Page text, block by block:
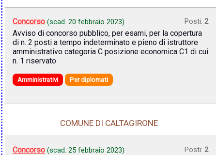
Concorso (scad. 20 febbraio 2023) Posti: 2
Avviso di concorso pubblico, per esami, per la copertura
di n. 2 posti a tempo indeterminato e pieno di istruttore
amministrativo categoria C posizione economica C1 di cui
n. 1 riservato
Amministrativi Per diplomati
COMUNE DI CALTAGIRONE
Concorso (scad. 25 febbraio 2023) Posti: 2